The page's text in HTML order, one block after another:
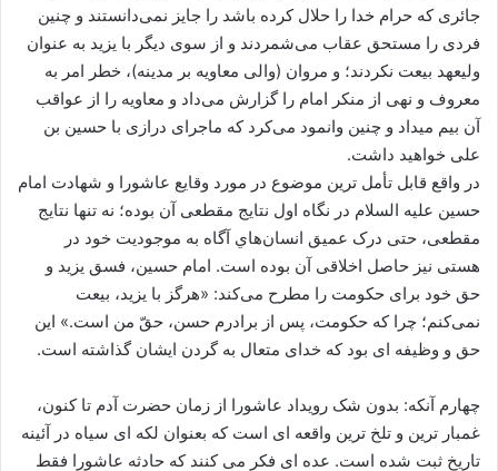
جائری که حرام خدا را حلال کرده باشد را جایز نمی‌دانستند و چنین
فردی را مستحق عقاب مى‌شمردند و از سوی دیگر با یزید به عنوان
ولیعهد بیعت نکردند؛ و مروان (والی معاویه بر مدینه)، خطر امر به
معروف و نهی از منکر امام را گزارش می‌داد و معاویه را از عواقب
آن بیم میداد و چنین وانمود می‌کرد که ماجرای درازی با حسین بن
علی خواهید داشت.
در واقع قابل تأمل ترین موضوع در مورد وقایع عاشورا و شهادت امام
حسین علیه السلام در نگاه اول نتایج مقطعی آن بوده؛ نه تنها نتایج
مقطعی، حتی درک عمیق انسان‌هاي آگاه به موجودیت خود در
هستی نیز حاصل اخلاقی آن بوده است. امام حسین، فسق یزید و
حق خود برای حکومت را مطرح می‌کند: «هرگز با یزید، بیعت
نمی‌کنم؛ چرا که حکومت، پس از برادرم حسن، حقّ من است.» این
حق و وظیفه ای بود که خدای متعال به گردن ایشان گذاشته است.
چهارم آنکه: بدون شک رویداد عاشورا از زمان حضرت آدم تا کنون،
غمبار ترین و تلخ ترین واقعه ای است که بعنوان لکه ای سیاه در آئینه
تاریخ ثبت شده است. عده ای فکر می کنند که حادثه عاشورا فقط